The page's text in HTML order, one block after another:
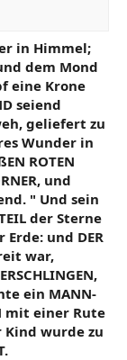
in Himmel;
dem Mond
eine Krone
seiend
geliefert zu
Wunder in
ROTEN
und
" Und sein
der Sterne
und DER
war,
ein MANN-
mit einer Rute
Kind wurde zu